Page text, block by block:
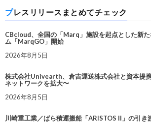
プレスリリースまとめてチェック
CBcloud、全国の「Marq」施設を起点とした新
ム「MarqGO」開始
2026年8月5日
株式会社Univearth、倉吉運送株式会社と資本提
ネットワークを拡大〜
2026年8月5日
川崎重工業／ばら積運搬船「ARISTOS II」の引き